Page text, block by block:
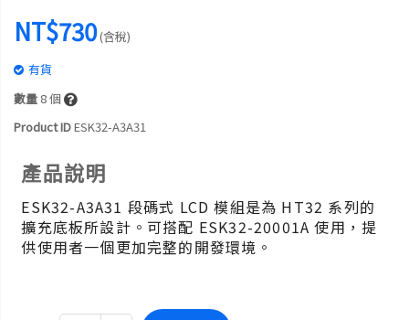
NT$730(含稅)
有貨
數量 8個
Product IDESK32-A3A31
產品說明
ESK32-A3A31 段碼式 LCD 模組是為 HT32 系列的
擴充底板所設計。可搭配 ESK32-20001A 使用，提
供使用者一個更加完整的開發環境。